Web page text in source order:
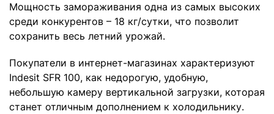
Мощность замораживания одна из самых высоких
среди конкурентов – 18 кг/сутки, что позволит
сохранить весь летний урожай.
Покупатели в интернет-магазинах характеризуют
Indesit SFR 100, как недорогую, удобную,
небольшую камеру вертикальной загрузки, которая
станет отличным дополнением к холодильнику.